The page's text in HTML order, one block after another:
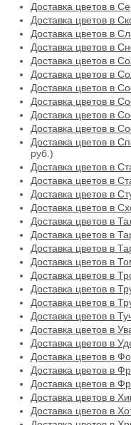
Доставка цветов в
Доставка цветов в
Доставка цветов в
Доставка цветов в
Доставка цветов в
Доставка цветов в
Доставка цветов в
Доставка цветов в
Доставка цветов в
Доставка цветов в
Доставка цветов в
руб.)
Доставка цветов в
Доставка цветов в
Доставка цветов в
Доставка цветов в
Доставка цветов в
Доставка цветов в
Доставка цветов в
Доставка цветов в
Доставка цветов в
Доставка цветов в
Доставка цветов в
Доставка цветов в
Доставка цветов в
Доставка цветов в
Доставка цветов в
Доставка цветов в
Доставка цветов в
Доставка цветов в
Доставка цветов в